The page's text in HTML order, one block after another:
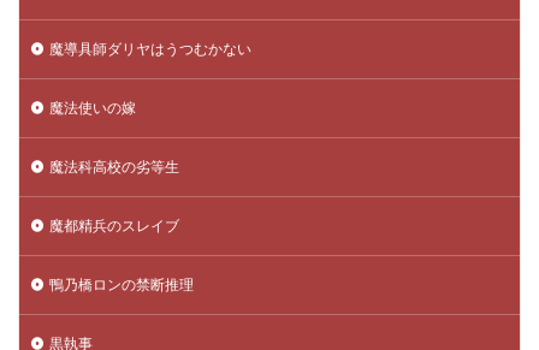
魔導具師ダリヤはうつむかない
魔法使いの嫁
魔法科高校の劣等生
魔都精兵のスレイブ
鴨乃橋ロンの禁断推理
黒執事